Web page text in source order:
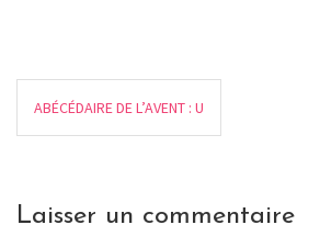
ABÉCÉDAIRE DE L’AVENT : U
Laisser un commentaire